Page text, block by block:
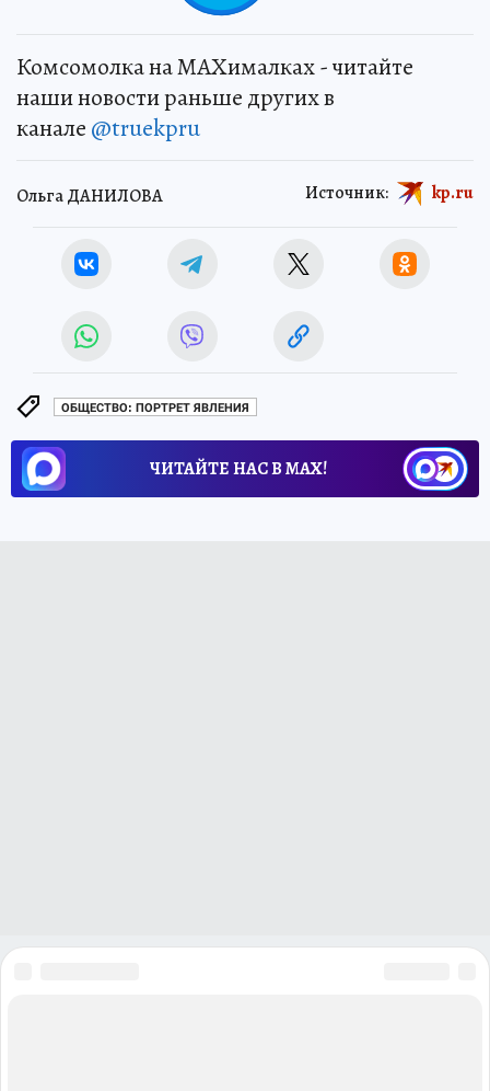
Комсомолка на MAXималках - читайте
наши новости раньше других в
канале @truekpru
Ольга ДАНИЛОВА Источник: kp.ru
ОБЩЕСТВО: ПОРТРЕТ ЯВЛЕНИЯ
ЧИТАЙТЕ НАС В МАХ!